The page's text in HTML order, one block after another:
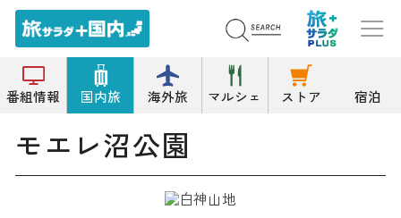
番組情報 国内旅 海外旅 マルシェ ストア 宿泊
トップ 公園/緑地 モエレ沼公園
モエレ沼公園